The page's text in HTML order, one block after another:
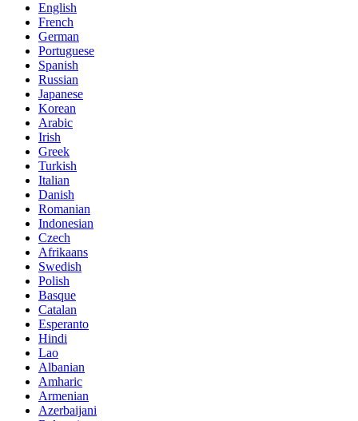
English
French
German
Portuguese
Spanish
Russian
Japanese
Korean
Arabic
Irish
Greek
Turkish
Italian
Danish
Romanian
Indonesian
Czech
Afrikaans
Swedish
Polish
Basque
Catalan
Esperanto
Hindi
Lao
Albanian
Amharic
Armenian
Azerbaijani